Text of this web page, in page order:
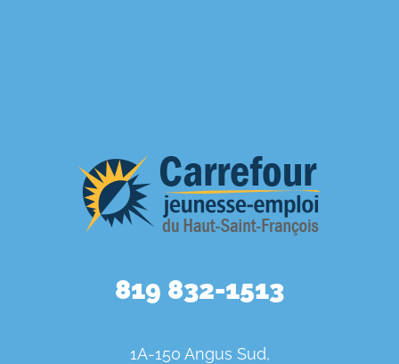
819 832-1513
1A-150 Angus Sud,